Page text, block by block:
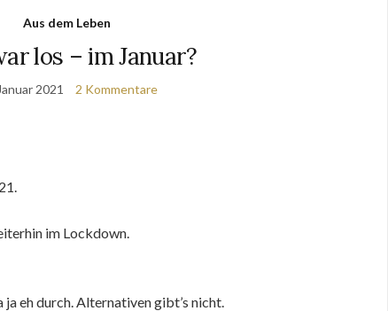
Aus dem Leben
los – im Januar?
2021 2 Kommentare
im Lockdown.
ja eh durch. Alternativen gibt’s nicht.